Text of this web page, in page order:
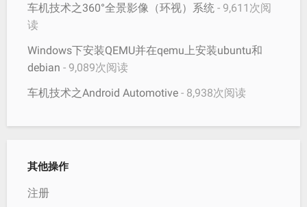
车机技术之360°全景影像（环视）系统 - 9,611次阅
读
Windows下安装QEMU并在qemu上安装ubuntu和
debian - 9,089次阅读
车机技术之Android Automotive - 8,938次阅读
其他操作
注册